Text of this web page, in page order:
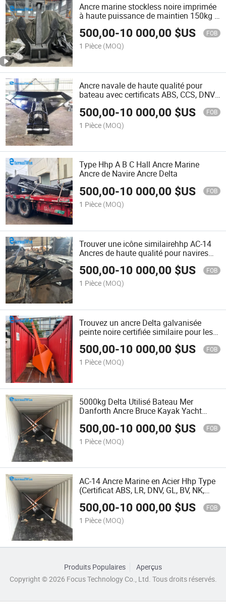
Ancre marine stockless noire imprimée
à haute puissance de maintien 150kg à
500,00-10 000,00 $US FOB
1 Pièce (MOQ)
Ancre navale de haute qualité pour
bateau avec certificats ABS, CCS, DNV,
500,00-10 000,00 $US FOB
1 Pièce (MOQ)
Type Hhp A B C Hall Ancre Marine
Ancre de Navire Ancre Delta
500,00-10 000,00 $US FOB
1 Pièce (MOQ)
Trouver une icône similairehhp AC-14
Ancres de haute qualité pour navires
500,00-10 000,00 $US FOB
1 Pièce (MOQ)
Trouvez un ancre Delta galvanisée
peinte noire certifiée similaire pour les
navires marins et les bateaux, ancre de
chaîne de bateau de haute qualité
500,00-10 000,00 $US FOB
1 Pièce (MOQ)
5000kg Delta Utilisé Bateau Mer
Danforth Ancre Bruce Kayak Yacht
500,00-10 000,00 $US FOB
1 Pièce (MOQ)
AC-14 Ancre Marine en Acier Hhp Type
(Certificat ABS, LR, DNV, GL, BV, NK,
CCS) Ancre Delta Haute Résistance
Heavy Duty Ancre en Acier Coulé Hhp
Mk5 Modèle
500,00-10 000,00 $US FOB
1 Pièce (MOQ)
Produits Populaires
Aperçus
Copyright © 2026 Focus Technology Co., Ltd. Tous droits réservés.